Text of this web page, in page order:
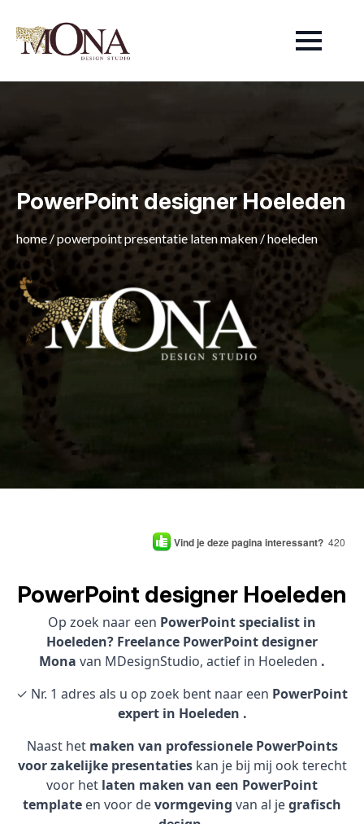
PowerPoint designer Hoeleden
home /powerpoint presentatie laten maken/hoeleden
Vind je deze pagina interessant? 420
PowerPoint designer Hoeleden
Op zoek naar een PowerPoint specialist in
Hoeleden? Freelance PowerPoint designer
Mona van MDesignStudio, actief in Hoeleden .
✓ Nr. 1 adres als u op zoek bent naar een PowerPoint
expert in Hoeleden .
Naast het maken van professionele PowerPoints
voor zakelijke presentatieskan je bij mij ook terecht
voor het laten maken van een PowerPoint
template en voor devormgeving van al jegrafisch